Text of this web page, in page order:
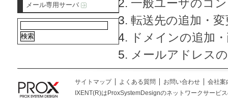
メール専用サーバ
一般ユーザのコ
転送先の追加・
ドメインの追加
メールアドレス
サイトマップ よくある質問 お問い合わせ
会社案
IXENT(R)はProxSystemDesignのネットワークサービ